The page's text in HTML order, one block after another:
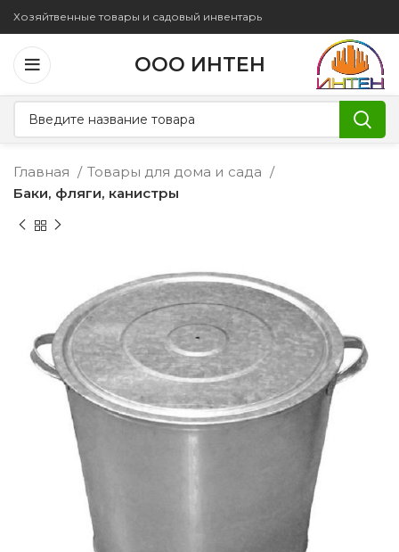
Хозяйтвенные товары и садовый инвентарь
ООО ИНТЕН
Главная
Товары для дома и сада
Баки, фляги, канистры